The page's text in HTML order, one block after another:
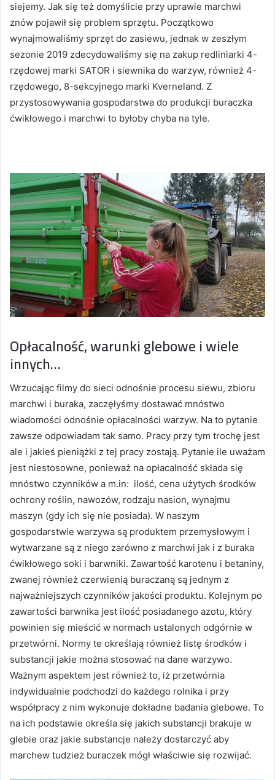
siejemy. Jak się też domyślicie przy uprawie marchwi
znów pojawił się problem sprzętu. Początkowo
wynajmowaliśmy sprzęt do zasiewu, jednak w zeszłym
sezonie 2019 zdecydowaliśmy się na zakup redliniarki 4-
rzędowej marki SATOR i siewnika do warzyw, również 4-
rzędowego, 8-sekcyjnego marki Kverneland. Z
przystosowywania gospodarstwa do produkcji buraczka
ćwikłowego i marchwi to byłoby chyba na tyle.
Opłacalność, warunki glebowe i wiele
innych…
Wrzucając filmy do sieci odnośnie procesu siewu, zbioru
marchwi i buraka, zaczęłyśmy dostawać mnóstwo
wiadomości odnośnie opłacalności warzyw. Na to pytanie
zawsze odpowiadam tak samo. Pracy przy tym trochę jest
ale i jakieś pieniążki z tej pracy zostają. Pytanie ile uważam
jest niestosowne, ponieważ na opłacalność składa się
mnóstwo czynników a m.in: ilość, cena użytych środków
ochrony roślin, nawozów, rodzaju nasion, wynajmu
maszyn (gdy ich się nie posiada). W naszym
gospodarstwie warzywa są produktem przemysłowym i
wytwarzane są z niego zarówno z marchwi jak i z buraka
ćwikłowego soki i barwniki. Zawartość karotenu i betaniny,
zwanej również czerwienią buraczaną są jednym z
najważniejszych czynników jakości produktu. Kolejnym po
zawartości barwnika jest ilość posiadanego azotu, który
powinien się mieścić w normach ustalonych odgórnie w
przetwórni. Normy te określają również listę środków i
substancji jakie można stosować na dane warzywo.
Ważnym aspektem jest również to, iż przetwórnia
indywidualnie podchodzi do każdego rolnika i przy
współpracy z nim wykonuje dokładne badania glebowe. To
na ich podstawie określa się jakich substancji brakuje w
glebie oraz jakie substancje należy dostarczyć aby
marchew tudzież buraczek mógł właściwie się rozwijać.